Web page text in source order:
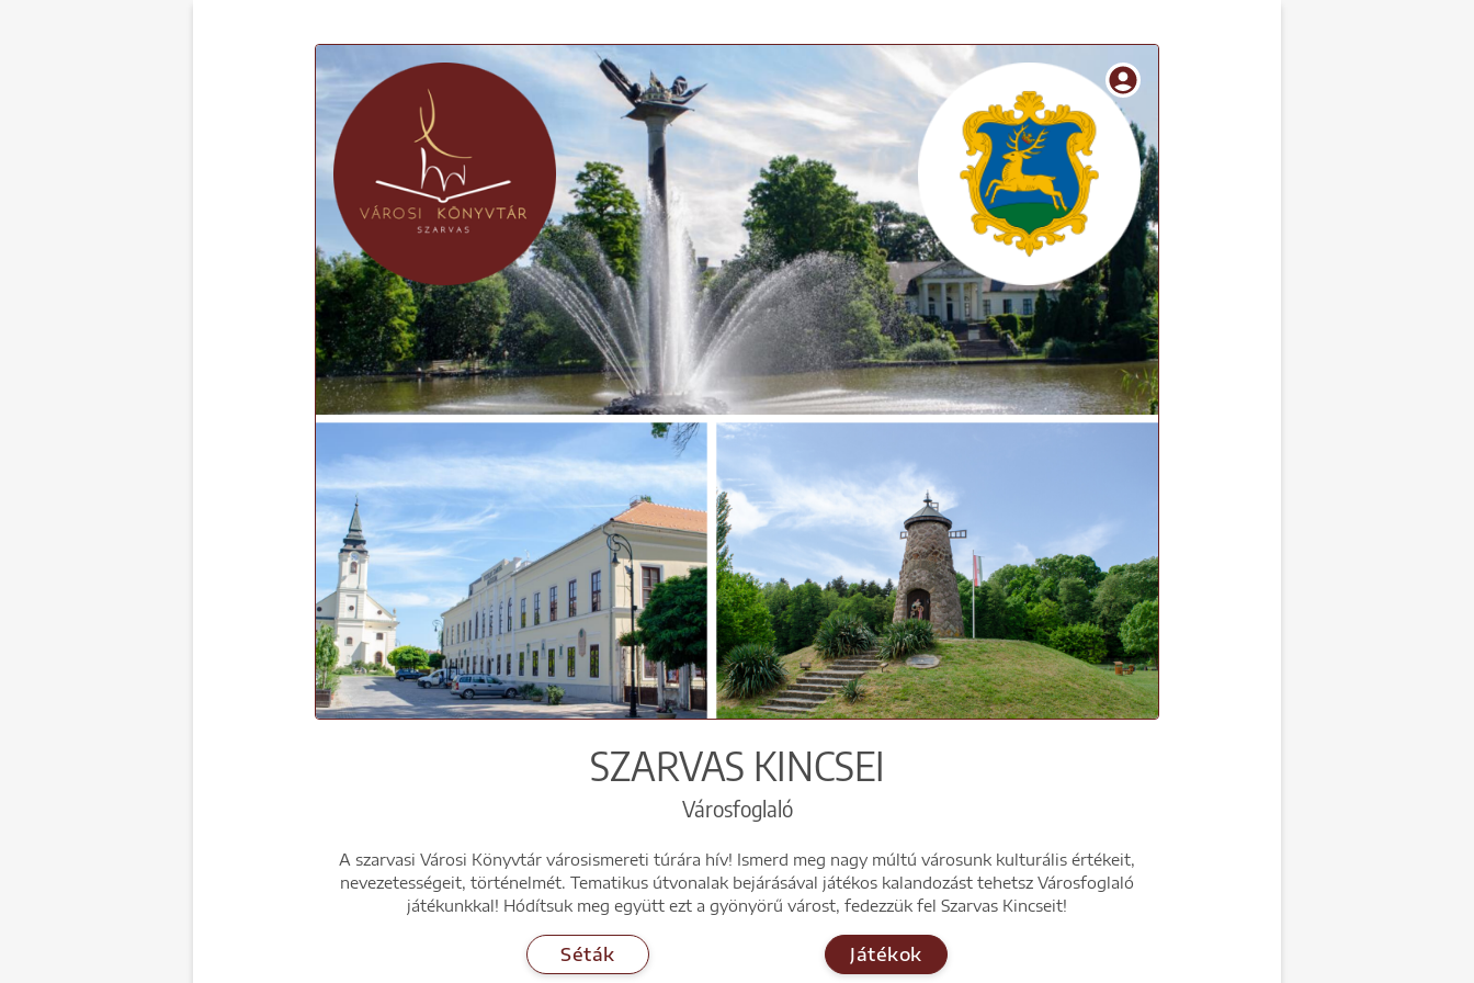
SZARVAS KINCSEI
Városfoglaló
A szarvasi Városi Könyvtár városismereti túrára hív! Ismerd meg nagy múltú városunk kulturális értékeit,
nevezetességeit, történelmét. Tematikus útvonalak bejárásával játékos kalandozást tehetsz Városfoglaló
játékunkkal! Hódítsuk meg együtt ezt a gyönyörű várost, fedezzük fel Szarvas Kincseit!
Séták Játékok